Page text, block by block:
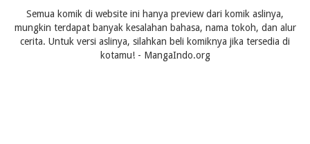
Semua komik di website ini hanya preview dari komik aslinya,
mungkin terdapat banyak kesalahan bahasa, nama tokoh, dan alur
cerita. Untuk versi aslinya, silahkan beli komiknya jika tersedia di
kotamu! - MangaIndo.org